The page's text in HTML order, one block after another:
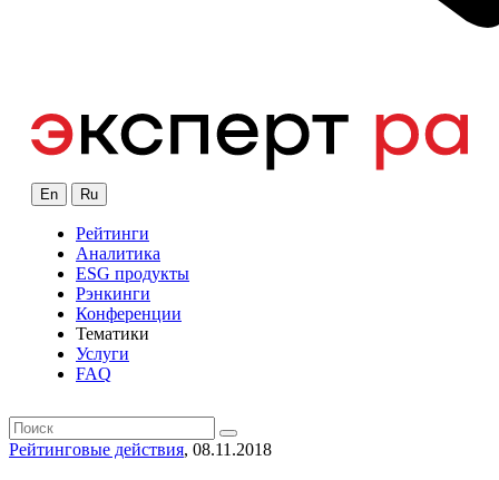
En Ru
Рейтинги
Аналитика
ESG продукты
Рэнкинги
Конференции
Тематики
Услуги
FAQ
Рейтинговые действия, 08.11.2018